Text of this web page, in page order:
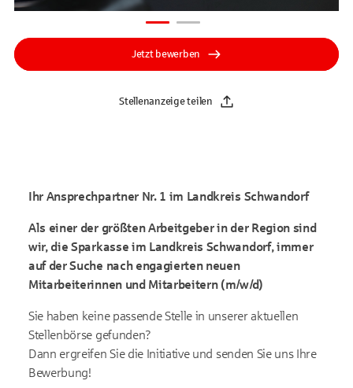
Jetzt bewerben
Stellenanzeige teilen
Ihr Ansprechpartner Nr. 1 im Landkreis Schwandorf
Als einer der größten Arbeitgeber in der Region sind
wir, die Sparkasse im Landkreis Schwandorf, immer
auf der Suche nach engagierten neuen
Mitarbeiterinnen und Mitarbeitern (m/w/d)
Sie haben keine passende Stelle in unserer aktuellen
Stellenbörse gefunden?
Dann ergreifen Sie die Initiative und senden Sie uns Ihre
Bewerbung!